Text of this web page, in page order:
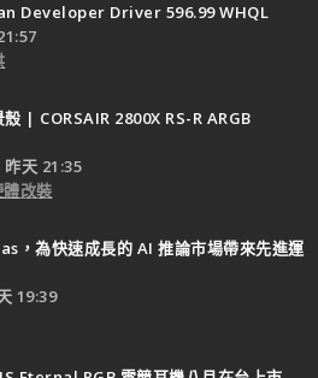
Developer Driver 596.99 WHQL
| CORSAIR 2800X RS-R ARGB
昨天 21:35
改裝
，為快速成長的 AI 推論市場帶來先進運
19:39